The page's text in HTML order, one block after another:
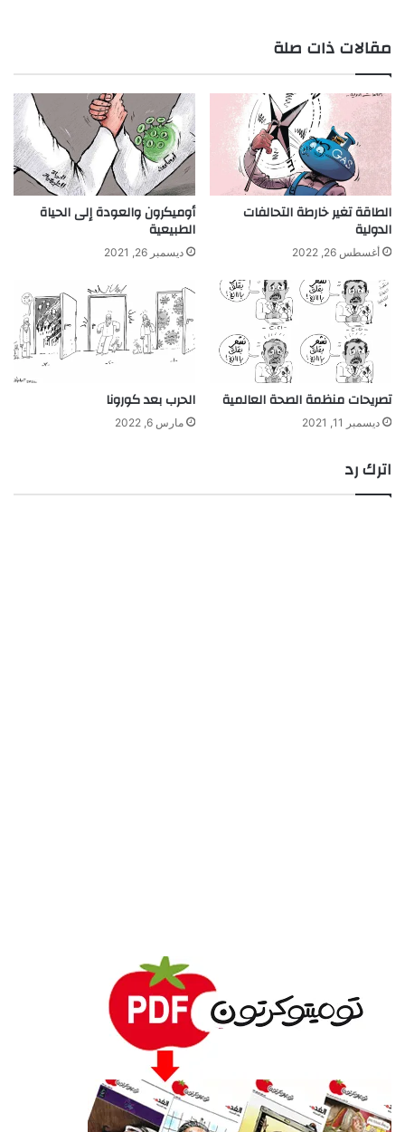
مقالات ذات صلة
الطاقة تغير خارطة التحالفات
الدولية
أغسطس 26, 2022
أوميكرون والعودة إلى الحياة
الطبيعية
ديسمبر 26, 2021
تصريحات منظمة الصحة العالمية
ديسمبر 11, 2021
الحرب بعد كورونا
مارس 6, 2022
اترك رد